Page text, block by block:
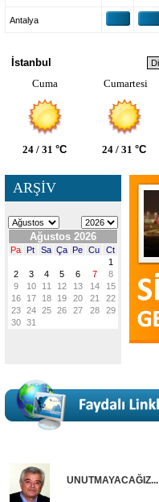
Antalya
İstanbul
Cuma
Cumartesi
24 / 31 °C 24 / 31 °C
ARŞİV
UNUTMAYACAĞIZ...